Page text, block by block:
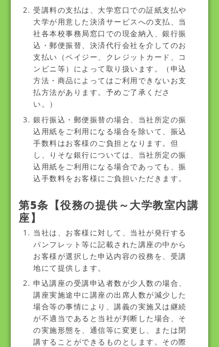
受講料の支払は、大学窓口での証紙支払や
大学が用意した決済サービスへの支払、当
社各本校事務局窓口での現金納入、銀行振
込・郵便振替、決済代行会社を介してのお
支払い（ペイジー、クレジットカード、コ
ンビニ等）によって取り扱います。（申込
方法・商品によってはご利用できないお支
払方法があります。予めご了承くださ
い。）
銀行振込・郵便振替の場合、当社所定の振
込用紙をご利用になる場合を除いて、振込
手数料はお客様のご負担となります。但
し、りそな銀行については、当社所定の振
込用紙をご利用になる場合であっても、振
込手数料をお客様にご負担いただきます。
第5条【役務の提供～大学教室内講
座】
当社は、お客様に対して、当社が発行する
パンフレット等に記載された講座の中から
お客様が選択した申込内容の役務を、受講
地にて提供します。
申込講座の受講申込者数が少人数の場合、
講座実施途中に講座の出席人数が減少した
場合等の事情により、講義の実施又は継続
が不適当であると当社が判断した場合、そ
の実施形態を、通信等に変更し、または閉
講することができるものとします。その際